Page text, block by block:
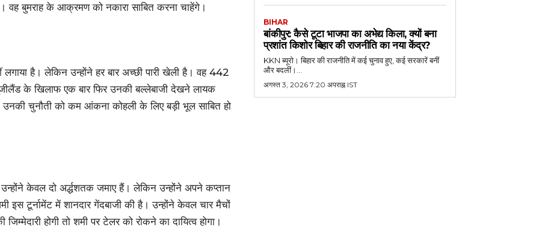
बुमराह के आक्रमण को नकारा साबित करना चाहेंगे।
है। लेकिन उन्होंने हर बार अच्छी पारी खेली है। वह 442
के खिलाफ एक बार फिर उनकी बल्लेबाजी देखने लायक
चुनौती को कम आंकना कोहली के लिए बड़ी भूल साबित हो
केवल दो अर्द्धशतक जमाए हैं। लेकिन उन्होंने अपने कप्तान
इस टूर्नामेंट में शानदार गेंदबाजी की है। उन्होंने केवल चार मैचों
होगी तो शमी पर टेलर को रोकने का दायित्व होगा।
BIHAR
बांकीपुर: कैसे टूटा भाजपा का अभेद्य किला, क्यों बना
प्रशांत किशोर बिहार की राजनीति का नया केंद्र?
KKN ब्यूरो। बिहार की राजनीति में कई चुनाव हुए, कई सरकारें बनीं
और बदलीं।...
अगस्त 3, 2026 7:20 अपराह्न IST